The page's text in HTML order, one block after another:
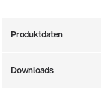
Mit dabei,
Produktdaten
Downloads